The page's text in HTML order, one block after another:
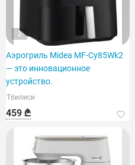
2
Аэрогриль Midea MF-Cy85Wk2
— это инновационное
устройство.
Тбилиси
459 ₾